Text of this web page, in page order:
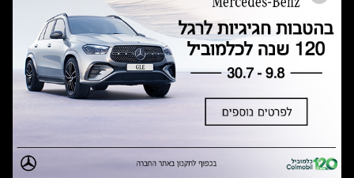
תקנון ימי מכירות 120 לכלמוביל
מצאו אותנו
אולמות תצוגה
מרכזי שירות